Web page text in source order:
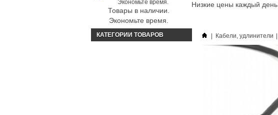
Товары в наличии.
Экономьте время.
Низкие цены каждый день
КАТЕГОРИИ ТОВАРОВ Кабели, удлинители